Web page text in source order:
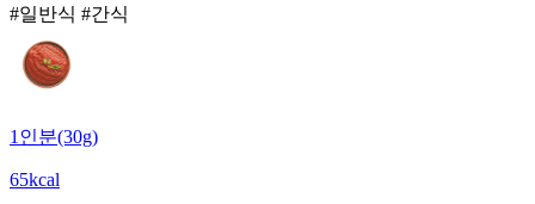
#일반식 #간식
1인분(30g)
65kcal